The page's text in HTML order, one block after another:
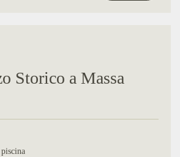
Storico a Massa
piscina